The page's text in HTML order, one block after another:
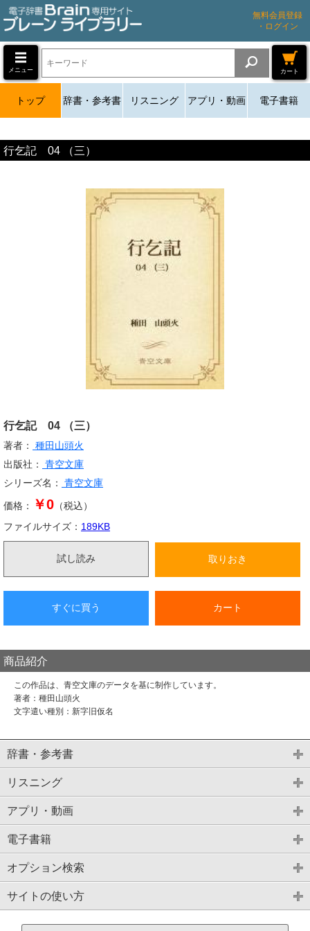
無料会員登録
・ログイン
メニュー カート
トップ 辞書・参考書 リスニング アプリ・動画 電子書籍
行乞記 04 （三）
行乞記 04 （三）
著者：
種田山頭火
出版社：
青空文庫
シリーズ名：
青空文庫
価格： ￥0 （税込）
ファイルサイズ： 189KB
試し読み 取りおき
すぐに買う カート
商品紹介
この作品は、青空文庫のデータを基に制作しています。
著者：種田山頭火
文字遣い種別：新字旧仮名
辞書・参考書
リスニング
アプリ・動画
電子書籍
オプション検索
サイトの使い方